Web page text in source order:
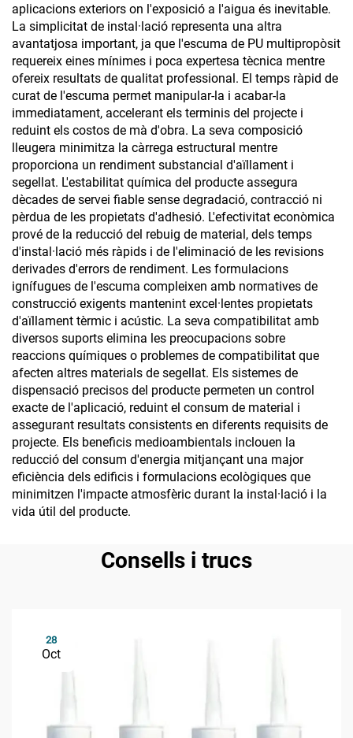
aplicacions exteriors on l'exposició a l'aigua és inevitable.
La simplicitat de instal·lació representa una altra
avantatjosa important, ja que l'escuma de PU multipropòsit
requereix eines mínimes i poca expertesa tècnica mentre
ofereix resultats de qualitat professional. El temps ràpid de
curat de l'escuma permet manipular-la i acabar-la
immediatament, accelerant els terminis del projecte i
reduint els costos de mà d'obra. La seva composició
lleugera minimitza la càrrega estructural mentre
proporciona un rendiment substancial d'aïllament i
segellat. L'estabilitat química del producte assegura
dècades de servei fiable sense degradació, contracció ni
pèrdua de les propietats d'adhesió. L'efectivitat econòmica
prové de la reducció del rebuig de material, dels temps
d'instal·lació més ràpids i de l'eliminació de les revisions
derivades d'errors de rendiment. Les formulacions
ignífugues de l'escuma compleixen amb normatives de
construcció exigents mantenint excel·lentes propietats
d'aïllament tèrmic i acústic. La seva compatibilitat amb
diversos suports elimina les preocupacions sobre
reaccions químiques o problemes de compatibilitat que
afecten altres materials de segellat. Els sistemes de
dispensació precisos del producte permeten un control
exacte de l'aplicació, reduint el consum de material i
assegurant resultats consistents en diferents requisits de
projecte. Els beneficis medioambientals inclouen la
reducció del consum d'energia mitjançant una major
eficiència dels edificis i formulacions ecològiques que
minimitzen l'impacte atmosfèric durant la instal·lació i la
vida útil del producte.
Consells i trucs
28
Oct